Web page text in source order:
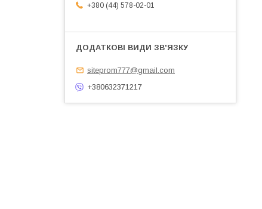
+380 (44) 578-02-01
siteprom777@gmail.com
+380632371217